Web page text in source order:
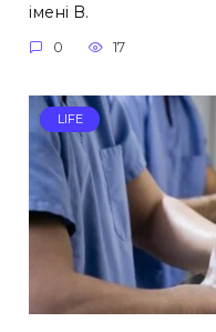
імені В.
0 17
LIFE